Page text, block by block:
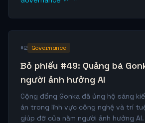
#2 Governance
Bỏ phiếu #49: Quảng bá
người ảnh hưởng AI
Cộng đồng Gonka đã ủng hộ sáng
án trong lĩnh vực công nghệ và trí
giúp đỡ của năm người ảnh hưởng